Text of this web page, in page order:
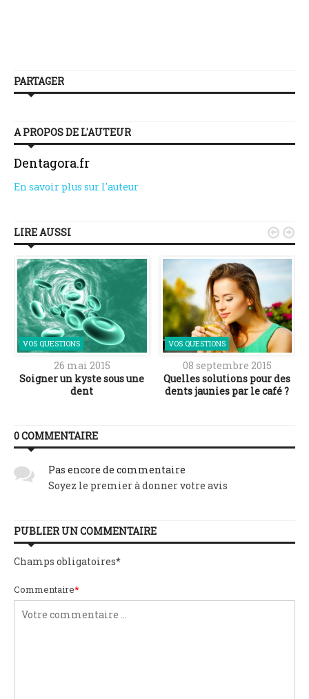
PARTAGER
A PROPOS DE L'AUTEUR
Dentagora.fr
En savoir plus sur l'auteur
LIRE AUSSI
VOS QUESTIONS
26 mai 2015
Soigner un kyste sous une
dent
VOS QUESTIONS
08 septembre 2015
Quelles solutions pour des
dents jaunies par le café ?
 
0 COMMENTAIRE
Pas encore de commentaire
Soyez le premier à donner votre avis
PUBLIER UN COMMENTAIRE
Champs obligatoires*
Commentaire*